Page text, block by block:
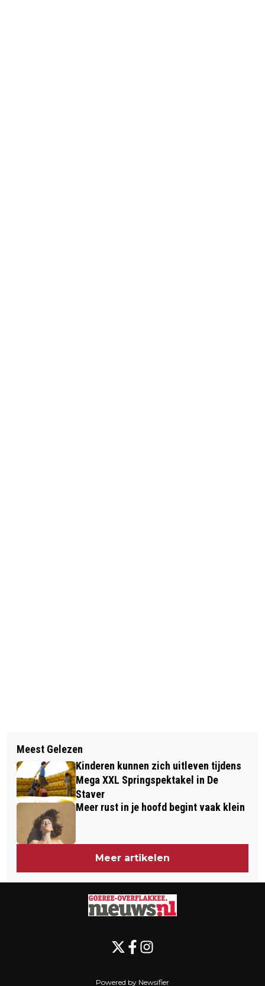
HUIZENPRIJZEN DALEN VOOR HET
EERST IN DRIE JAAR
ASIELZOEKERSSCHIP VERTREKT
MAANDAG UIT MIDDELHARNIS
Meest Gelezen
Kinderen kunnen zich uitleven tijdens
Mega XXL Springspektakel in De
Staver
Meer rust in je hoofd begint vaak klein
Meer artikelen
Powered by Newsifier